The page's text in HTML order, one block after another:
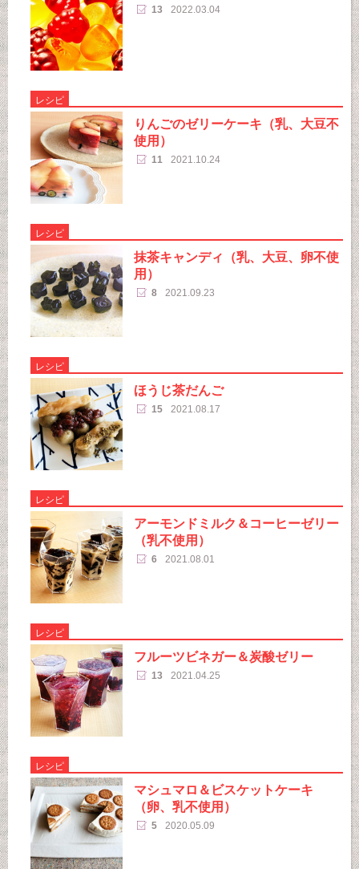
13 2022.03.04
レシピ
りんごのゼリーケーキ（乳、大豆不
使用）
11 2021.10.24
レシピ
抹茶キャンディ（乳、大豆、卵不使
用）
8 2021.09.23
レシピ
ほうじ茶だんご
15 2021.08.17
レシピ
アーモンドミルク＆コーヒーゼリー
（乳不使用）
6 2021.08.01
レシピ
フルーツビネガー＆炭酸ゼリー
13 2021.04.25
レシピ
マシュマロ＆ビスケットケーキ
（卵、乳不使用）
5 2020.05.09